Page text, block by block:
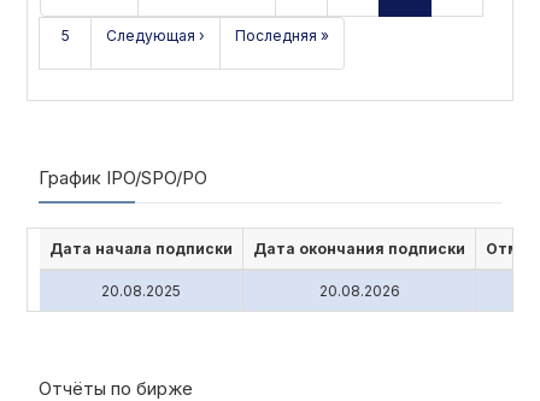
5 Следующая › Последняя »
График IPO/SPO/PO
Дата начала подписки Дата окончания подписки
20.08.2025 20.08.2026
Отчёты по бирже